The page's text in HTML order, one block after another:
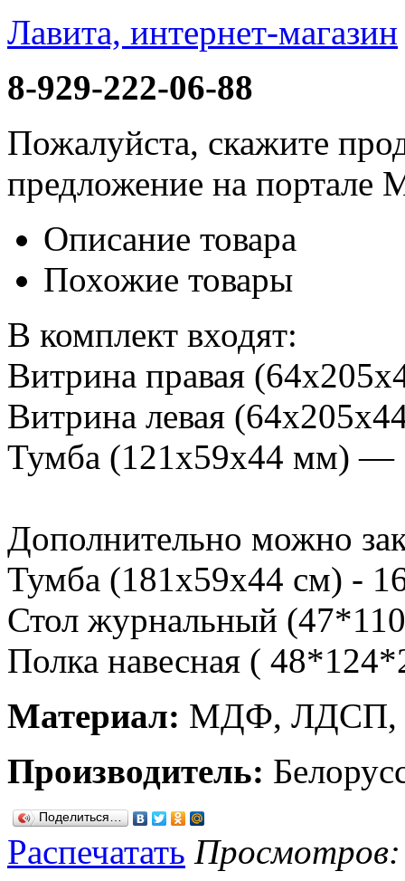
Лавита, интернет-магазин
8-929-222-06-88
Пожалуйста, скажите
предложение на портале
Описание товара
Похожие товары
В комплект входят:
Витрина правая
Витрина левая
Тумба (121х59х44 мм) —
Дополнительно можно
Тумба (181х59х44 см) -
Стол журнальный
Полка навесная (
Материал: МДФ, ЛДСП,
Производитель:
Поделиться…
Распечатать Просмотров: